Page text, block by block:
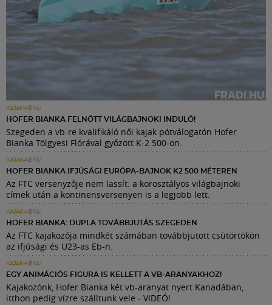
KAJAK-KENU
HOFER BIANKA FELNŐTT VILÁGBAJNOKI INDULÓ!
Szegeden a vb-re kvalifikáló női kajak pótválogatón Hofer
Bianka Tölgyesi Flórával győzött K-2 500-on.
KAJAK-KENU
HOFER BIANKA IFJÚSÁGI EURÓPA-BAJNOK K2 500 MÉTEREN
Az FTC versenyzője nem lassít: a korosztályos világbajnoki
címek után a kontinensversenyen is a legjobb lett.
KAJAK-KENU
HOFER BIANKA: DUPLA TOVÁBBJUTÁS SZEGEDEN
Az FTC kajakozója mindkét számában továbbjutott csütörtökön
az ifjúsági és U23-as Eb-n.
KAJAK-KENU
EGY ANIMÁCIÓS FIGURA IS KELLETT A VB-ARANYAKHOZ!
Kajakozónk, Hofer Bianka két vb-aranyat nyert Kanadában,
itthon pedig vízre szálltunk vele - VIDEÓ!